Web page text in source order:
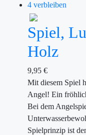
4 verbleiben
Spiel,
Holz
9,95 €
Mit diesem Spiel
Angel! Ein
Bei dem
Spielprinzip ist